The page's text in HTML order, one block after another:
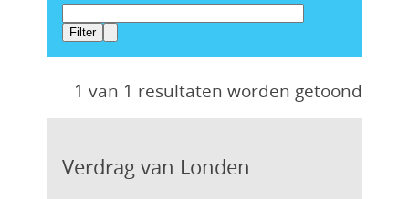
1 van 1 resultaten worden getoond
Verdrag van Londen